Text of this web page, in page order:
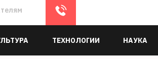
ТЕХНОЛОГИИ НАУКА